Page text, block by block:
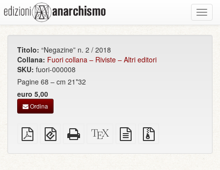
Titolo: “Negazine” n. 2 / 2018
Collana: Fuori collana – Riviste – Altri editori
SKU: fuori-000008
Pagine 68 – cm 21*32
euro 5,00
Ordina
PDF
semplice
EPUB
(per
HTML
completo
Sorgenti
XeLaTeX
sorgente